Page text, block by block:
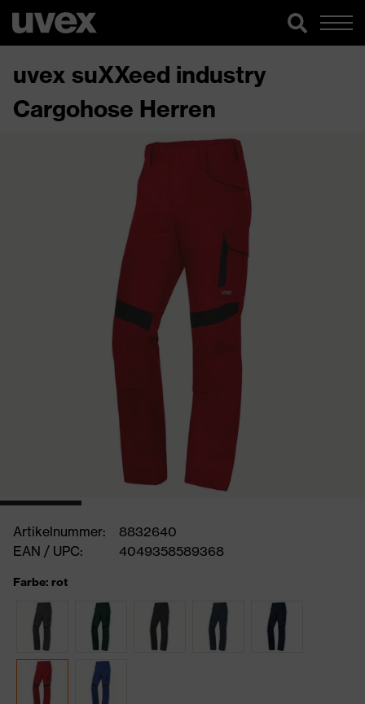
uvex suXXeed industry
Cargohose Herren
Artikelnummer:
8832640
EAN / UPC:
4049358589368
Farbe: rot